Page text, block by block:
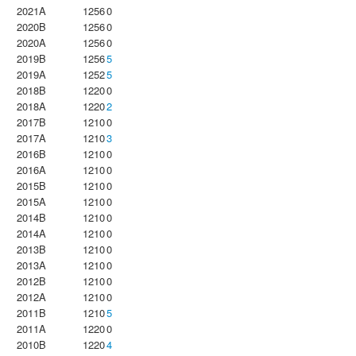
2021A
12560
2020B
12560
2020A
12560
2019B
12565
2019A
12525
2018B
12200
2018A
12202
2017B
12100
2017A
12103
2016B
12100
2016A
12100
2015B
12100
2015A
12100
2014B
12100
2014A
12100
2013B
12100
2013A
12100
2012B
12100
2012A
12100
2011B
12105
2011A
12200
2010B
12204